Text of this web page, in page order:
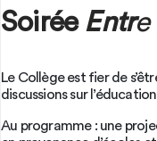
Soirée Entre
Le Collège est fier de
discussions sur l’éducation
Au programme : une